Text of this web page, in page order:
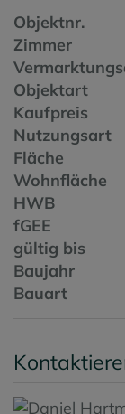
Objektnr.
Zimmer
Objektart
Kaufpreis
Nutzungsart
Fläche
Wohnfläche
HWB
fGEE
gültig bis
Baujahr
Bauart